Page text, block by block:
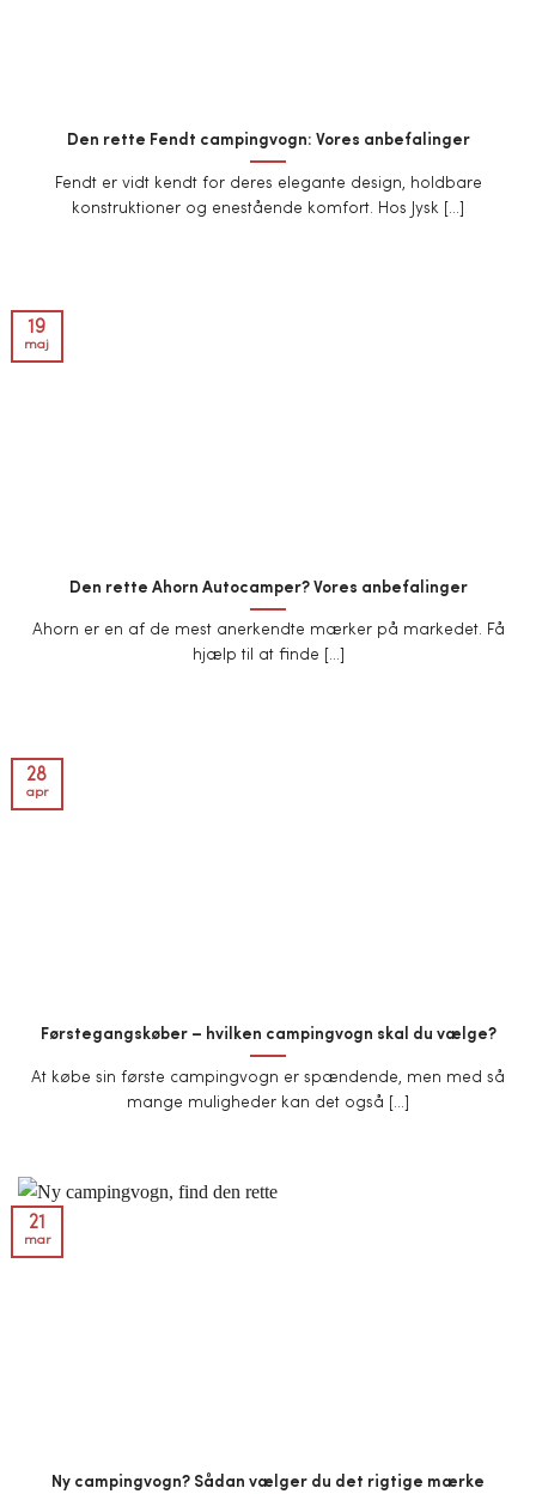
Den rette Fendt campingvogn: Vores anbefalinger
Fendt er vidt kendt for deres elegante design, holdbare
konstruktioner og enestående komfort. Hos Jysk [...]
Den rette Ahorn Autocamper? Vores anbefalinger
Ahorn er en af de mest anerkendte mærker på markedet. Få
hjælp til at finde [...]
19
maj
Førstegangskøber – hvilken campingvogn skal du vælge?
At købe sin første campingvogn er spændende, men med så
mange muligheder kan det også [...]
28
apr
Ny campingvogn? Sådan vælger du det rigtige mærke
21
mar